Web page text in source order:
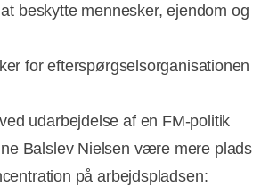
beskytte mennesker, ejendom og
for efterspørgselsorganisationen
udarbejdelse af en FM-politik
Balslev Nielsen være mere plads
på arbejdspladsen: